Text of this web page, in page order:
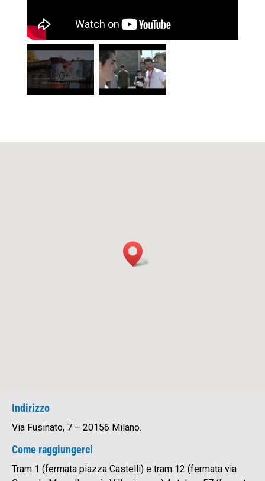
Indirizzo
Via Fusinato, 7 – 20156 Milano.
Come raggiungerci
Tram 1 (fermata piazza Castelli) e tram 12 (fermata via